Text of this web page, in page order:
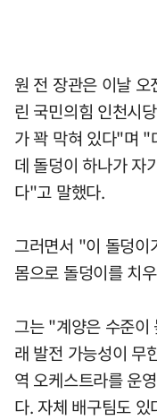
원 전 장관은 이날
린 국민의힘 인천시
가 꽉 막혀 있다"며 "
데 돌덩이 하나가 자
다"고 말했다.
그러면서 "이 돌덩이
몸으로 돌덩이를 치
그는 "계양은 수준
래 발전 가능성이 무
역 오케스트라를 운
다. 자체 배구팀도